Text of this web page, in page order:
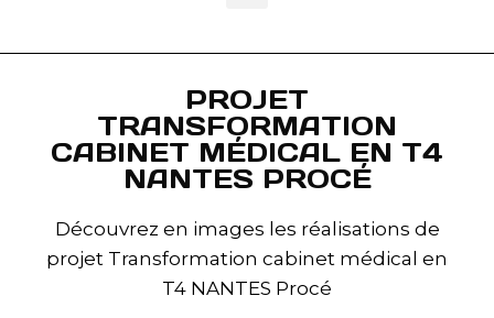
PROJET
TRANSFORMATION
CABINET MÉDICAL EN T4
NANTES PROCÉ
Découvrez en images les réalisations de
projet Transformation cabinet médical en
T4 NANTES Procé